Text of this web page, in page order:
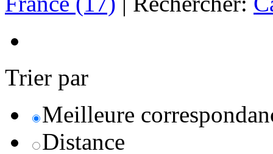
Trier par
Meilleure
Distance